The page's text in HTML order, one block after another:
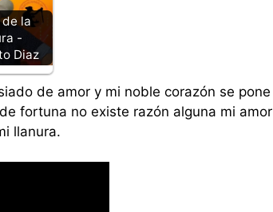
de la
-
Diaz
de amor y mi noble corazón se
fortuna no existe razón alguna mi
llanura.